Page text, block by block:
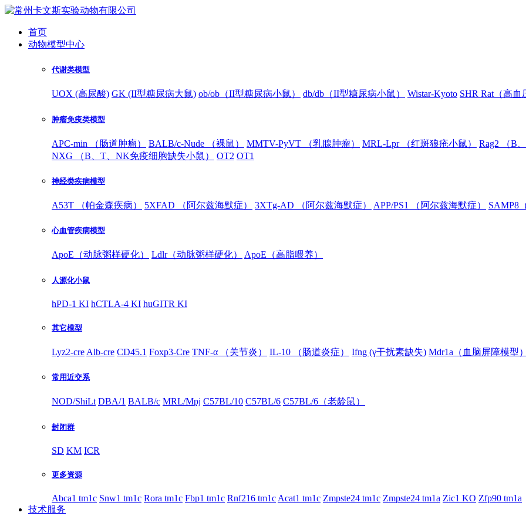
首页
动物模型中心
代谢类模型
UOX (高尿酸) GK (II型糖尿病大鼠) ob/ob（II型糖尿病小鼠） db/db（II型糖尿病小鼠） Wistar-Kyoto SHR Rat（高血
肿瘤免疫类模型
APC-min （肠道肿瘤） BALB/c-Nude （裸鼠） MMTV-PyVT （乳腺肿瘤） MRL-Lpr （红斑狼疮小鼠） Rag2 （B
NXG （B、T、NK免疫细胞缺失小鼠）
OT2 OT1
神经类疾病模型
A53T （帕金森疾病） 5XFAD （阿尔兹海默症） 3XTg-AD （阿尔兹海默症） APP/PS1 （阿尔兹海默症） SAMP8
心血管疾病模型
ApoE（动脉粥样硬化） Ldlr（动脉粥样硬化） ApoE（高脂喂养）
人源化小鼠
hPD-1 KI hCTLA-4 KI huGITR KI
其它模型
Lyz2-cre Alb-cre CD45.1 Foxp3-Cre TNF-α （关节炎） IL-10 （肠道炎症） Ifng (γ干扰素缺失) Mdr1a（血脑屏障模型）
常用近交系
NOD/ShiLt DBA/1 BALB/c MRL/Mpj C57BL/10 C57BL/6 C57BL/6（老龄鼠）
封闭群
SD KM ICR
更多资源
Abca1 tm1c Snw1 tm1c Rora tm1c Fbp1 tm1c Rnf216 tm1c Acat1 tm1c Zmpste24 tm1c Zmpste24 tm1a Zic1 KO Zfp90 tm1a
技术服务